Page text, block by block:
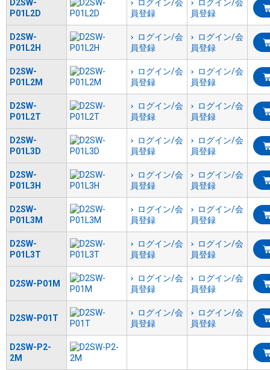
D2SW-
P01L2D
ログイン/会
員登録
ログイン/会
員登録
D2SW-
P01L2H
ログイン/会
員登録
ログイン/会
員登録
D2SW-
P01L2M
ログイン/会
員登録
ログイン/会
員登録
D2SW-
P01L2T
ログイン/会
員登録
ログイン/会
員登録
D2SW-
P01L3D
ログイン/会
員登録
ログイン/会
員登録
D2SW-
P01L3H
ログイン/会
員登録
ログイン/会
員登録
D2SW-
P01L3M
ログイン/会
員登録
ログイン/会
員登録
D2SW-
P01L3T
ログイン/会
員登録
ログイン/会
員登録
D2SW-P01M
ログイン/会
員登録
ログイン/会
員登録
D2SW-P01T
ログイン/会
員登録
ログイン/会
員登録
D2SW-P2-
2M